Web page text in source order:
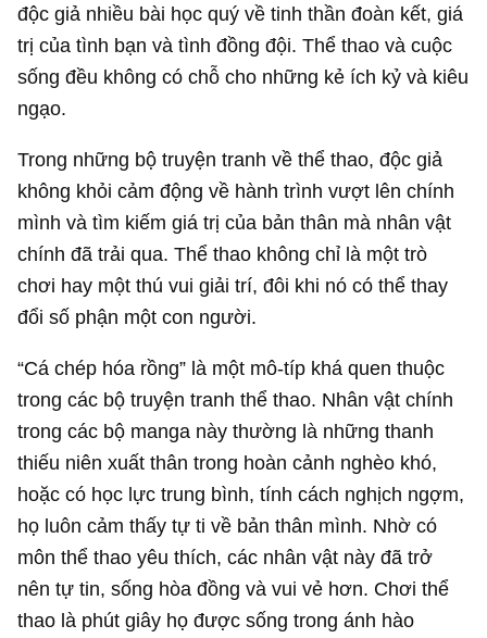
độc giả nhiều bài học quý về tinh thần đoàn kết, giá
trị của tình bạn và tình đồng đội. Thể thao và cuộc
sống đều không có chỗ cho những kẻ ích kỷ và kiêu
ngạo.
Trong những bộ truyện tranh về thể thao, độc giả
không khỏi cảm động về hành trình vượt lên chính
mình và tìm kiếm giá trị của bản thân mà nhân vật
chính đã trải qua. Thể thao không chỉ là một trò
chơi hay một thú vui giải trí, đôi khi nó có thể thay
đổi số phận một con người.
“Cá chép hóa rồng” là một mô-típ khá quen thuộc
trong các bộ truyện tranh thể thao. Nhân vật chính
trong các bộ manga này thường là những thanh
thiếu niên xuất thân trong hoàn cảnh nghèo khó,
hoặc có học lực trung bình, tính cách nghịch ngợm,
họ luôn cảm thấy tự ti về bản thân mình. Nhờ có
môn thể thao yêu thích, các nhân vật này đã trở
nên tự tin, sống hòa đồng và vui vẻ hơn. Chơi thể
thao là phút giây họ được sống trong ánh hào